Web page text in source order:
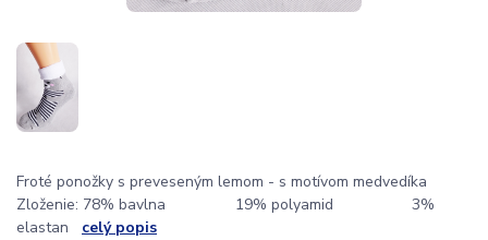
Froté ponožky s preveseným lemom - s motívom medvedíka
Zloženie: 78% bavlna 19% polyamid 3%
elastan celý popis